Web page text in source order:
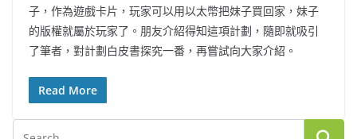
子，作為遊戲卡片，玩家可以用以太幣把妹子買回家，妹子
的版權就屬於玩家了。朋友介紹得知這項計劃，隨即就吸引
了筆者，對計劃白皮書探究一番，再嘗試向大家介紹。
Read More